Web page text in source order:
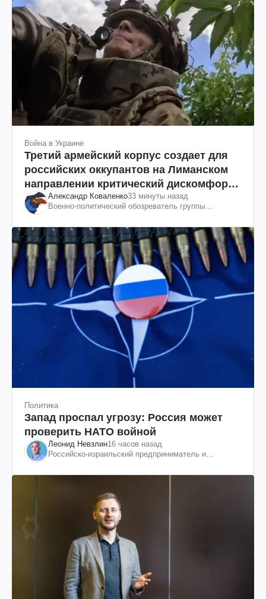
Война в Украине
Третий армейский корпус создает для
российских оккупантов на Лиманском
направлении критический дискомфорт:
как это удалось
Александр Коваленко33 минуты назад
Военно-политический обозреватель группы
Политика
Запад проспал угрозу: Россия может
проверить НАТО войной
Леонид Невзлин16 часов назад
Российско-израильский предприниматель и
"ЮКОСа"